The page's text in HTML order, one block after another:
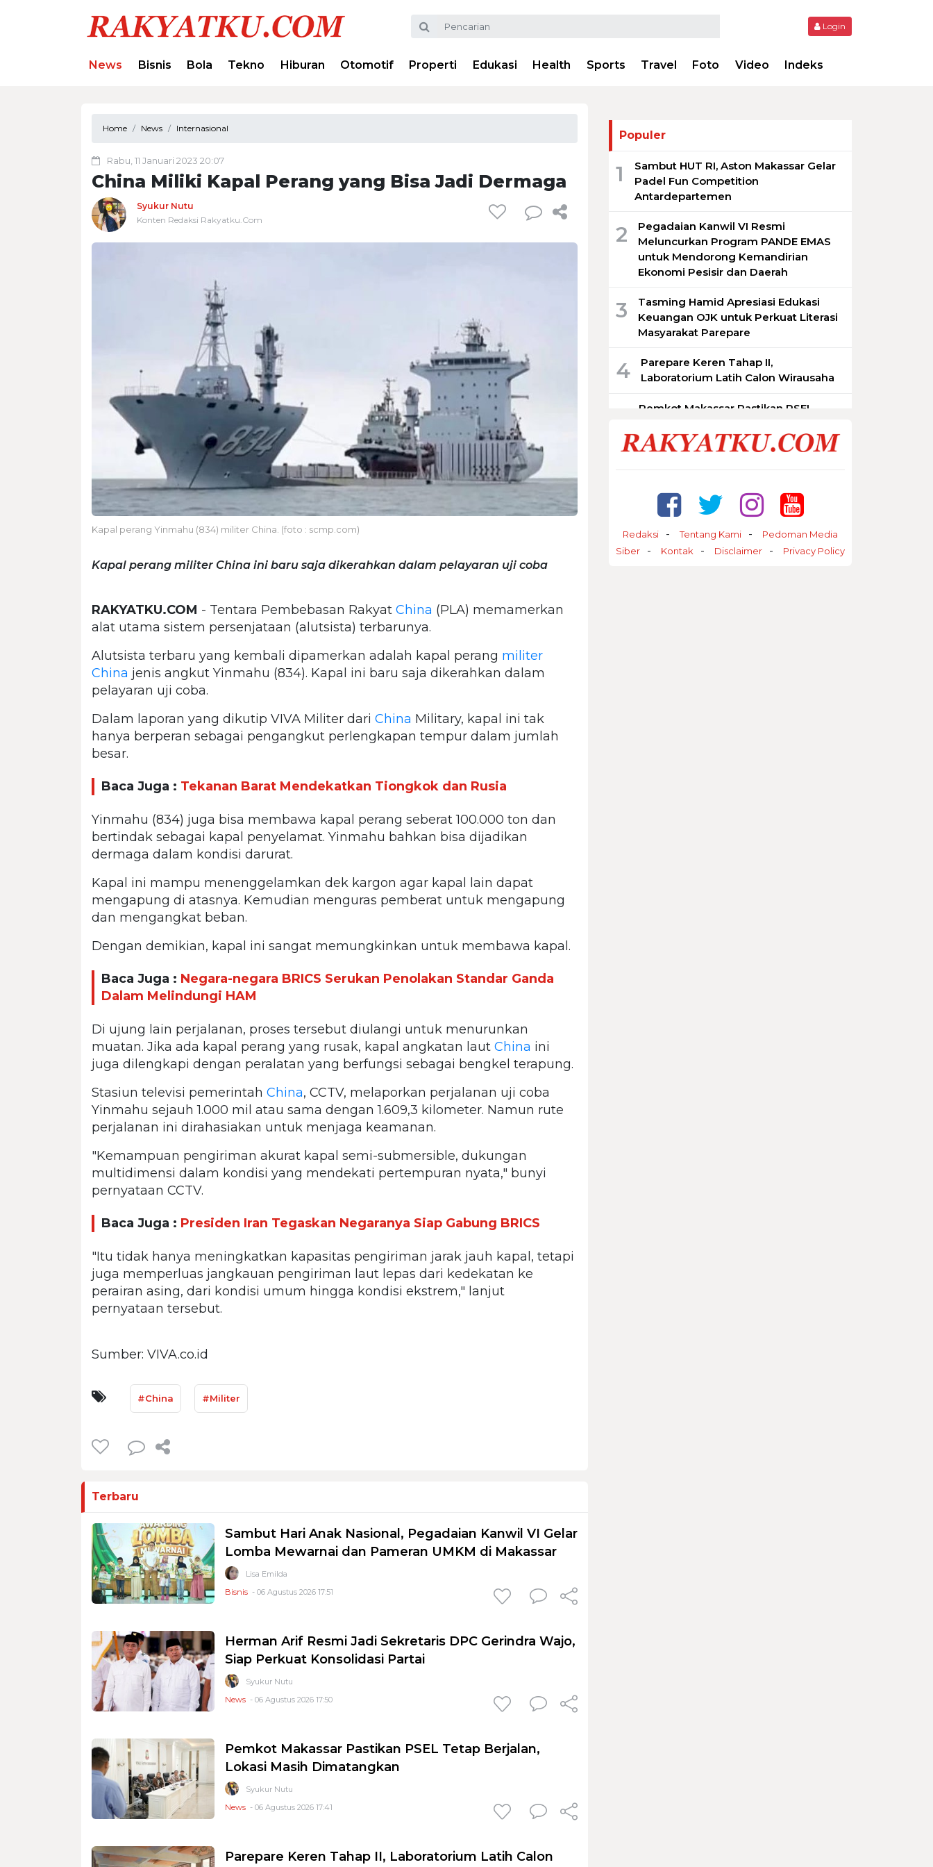
Login
News Bisnis Bola Tekno Hiburan Otomotif Properti Edukasi Health Sports Travel Foto Video Indeks
Home News Internasional
Rabu, 11 Januari 2023 20:07
China Miliki Kapal Perang yang Bisa Jadi Dermaga
Syukur Nutu
Konten Redaksi Rakyatku.Com
Kapal perang Yinmahu (834) militer China. (foto : scmp.com)
Kapal perang militer China ini baru saja dikerahkan dalam pelayaran uji coba
RAKYATKU.COM - Tentara Pembebasan Rakyat China (PLA) memamerkan
alat utama sistem persenjataan (alutsista) terbarunya.
Alutsista terbaru yang kembali dipamerkan adalah kapal perang militer
China jenis angkut Yinmahu (834). Kapal ini baru saja dikerahkan dalam
pelayaran uji coba.
Dalam laporan yang dikutip VIVA Militer dari China Military, kapal ini tak
hanya berperan sebagai pengangkut perlengkapan tempur dalam jumlah
besar.
Baca Juga : Tekanan Barat Mendekatkan Tiongkok dan Rusia
Yinmahu (834) juga bisa membawa kapal perang seberat 100.000 ton dan
bertindak sebagai kapal penyelamat. Yinmahu bahkan bisa dijadikan
dermaga dalam kondisi darurat.
Kapal ini mampu menenggelamkan dek kargon agar kapal lain dapat
mengapung di atasnya. Kemudian menguras pemberat untuk mengapung
dan mengangkat beban.
Dengan demikian, kapal ini sangat memungkinkan untuk membawa kapal.
Baca Juga : Negara-negara BRICS Serukan Penolakan Standar Ganda
Dalam Melindungi HAM
Di ujung lain perjalanan, proses tersebut diulangi untuk menurunkan
muatan. Jika ada kapal perang yang rusak, kapal angkatan laut China ini
juga dilengkapi dengan peralatan yang berfungsi sebagai bengkel terapung.
Stasiun televisi pemerintah China, CCTV, melaporkan perjalanan uji coba
Yinmahu sejauh 1.000 mil atau sama dengan 1.609,3 kilometer. Namun rute
perjalanan ini dirahasiakan untuk menjaga keamanan.
"Kemampuan pengiriman akurat kapal semi-submersible, dukungan
multidimensi dalam kondisi yang mendekati pertempuran nyata," bunyi
pernyataan CCTV.
Baca Juga : Presiden Iran Tegaskan Negaranya Siap Gabung BRICS
"Itu tidak hanya meningkatkan kapasitas pengiriman jarak jauh kapal, tetapi
juga memperluas jangkauan pengiriman laut lepas dari kedekatan ke
perairan asing, dari kondisi umum hingga kondisi ekstrem," lanjut
pernyataan tersebut.
Sumber: VIVA.co.id
#China #Militer
Terbaru
Sambut Hari Anak Nasional, Pegadaian Kanwil VI Gelar
Lomba Mewarnai dan Pameran UMKM di Makassar
Lisa Emilda
Bisnis - 06 Agustus 2026 17:51
Herman Arif Resmi Jadi Sekretaris DPC Gerindra Wajo,
Siap Perkuat Konsolidasi Partai
Syukur Nutu
News - 06 Agustus 2026 17:50
Pemkot Makassar Pastikan PSEL Tetap Berjalan,
Lokasi Masih Dimatangkan
Syukur Nutu
News - 06 Agustus 2026 17:41
Parepare Keren Tahap II, Laboratorium Latih Calon
Populer
1
Sambut HUT RI, Aston Makassar Gelar
Padel Fun Competition
Antardepartemen
2
Pegadaian Kanwil VI Resmi
Meluncurkan Program PANDE EMAS
untuk Mendorong Kemandirian
Ekonomi Pesisir dan Daerah
3
Tasming Hamid Apresiasi Edukasi
Keuangan OJK untuk Perkuat Literasi
Masyarakat Parepare
4
Parepare Keren Tahap II,
Laboratorium Latih Calon Wirausaha
Pemkot Makassar Pastikan PSEL
Dimatangkan
Redaksi Tentang Kami
Pedoman Media
Siber
Kontak Disclaimer Privacy Policy